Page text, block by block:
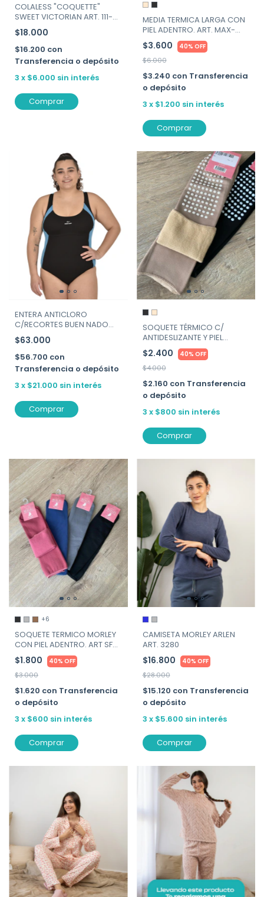
COLALESS "COQUETTE"
SWEET VICTORIAN ART. 111-
212
$18.000
$16.200 con
Transferencia o depósito
3 x $6.000 sin interés
Comprar
MEDIA TERMICA LARGA CON
PIEL ADENTRO. ART. MAX-
MALTA
$3.600 40% OFF
$6.000
$3.240 con Transferencia
o depósito
3 x $1.200 sin interés
Comprar
ENTERA ANTICLORO
C/RECORTES BUEN NADO
ART.377
$63.000
$56.700 con
Transferencia o depósito
3 x $21.000 sin interés
Comprar
SOQUETE TÉRMICO C/
ANTIDESLIZANTE Y PIEL
ADENTRO. ART. MAX-MANTI
$2.400 40% OFF
$4.000
$2.160 con Transferencia
o depósito
3 x $800 sin interés
Comprar
+6
SOQUETE TERMICO MORLEY
CON PIEL ADENTRO. ART SFB-
MEDIA
$1.800 40% OFF
$3.000
$1.620 con Transferencia
o depósito
3 x $600 sin interés
Comprar
CAMISETA MORLEY ARLEN
ART. 3280
$16.800 40% OFF
$28.000
$15.120 con Transferencia
o depósito
3 x $5.600 sin interés
Comprar